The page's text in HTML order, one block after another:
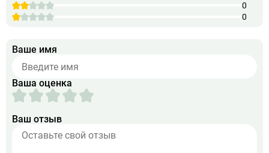
0
0
Ваше имя
Ваша оценка
Ваш отзыв